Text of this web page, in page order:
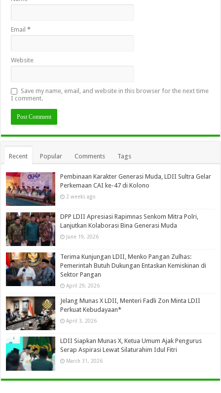
Email*
Website
Save my name, email, and website in this browser for the next time
I comment.
Recent Popular Comments Tags
Pembinaan Karakter Generasi Muda, LDII Sultra Gelar
Perkemaan CAI ke-47 di Kolono
2 weeks ago
DPP LDII Apresiasi Rapimnas Senkom Mitra Polri,
Lanjutkan Kolaborasi Bina Generasi Muda
June 19, 2026
Terima Kunjungan LDII, Menko Pangan Zulhas:
Pemerintah Butuh Dukungan Entaskan Kemiskinan di
Sektor Pangan
April 29, 2026
Jelang Munas X LDII, Menteri Fadli Zon Minta LDII
Perkuat Kebudayaan*
April 3, 2026
LDII Siapkan Munas X, Ketua Umum Ajak Pengurus
Serap Aspirasi Lewat Silaturahim Idul Fitri
March 31, 2026